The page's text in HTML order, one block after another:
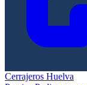
Cerrajeros Huelva